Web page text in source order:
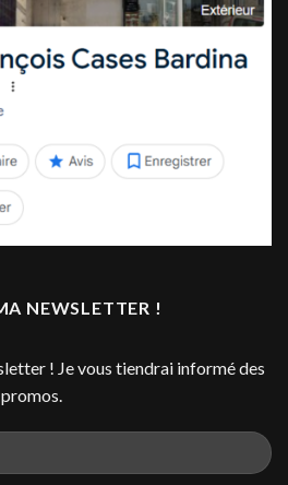
NEWSLETTER !
! Je vous tiendrai informé des